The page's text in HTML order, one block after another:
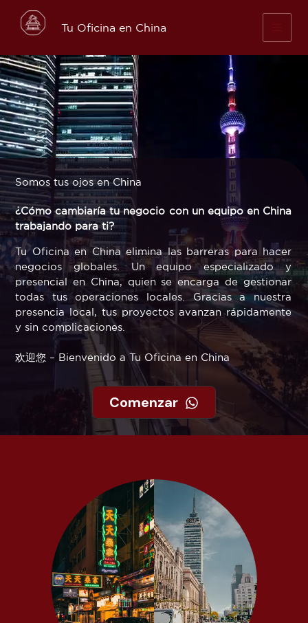
content
Tu Oficina en China
Somos tus ojos en China
¿Cómo cambiaría tu negocio con un equipo en China
trabajando para ti?
Tu Oficina en China elimina las barreras para hacer
negocios globales. Un equipo especializado y
presencial en China, quien se encarga de gestionar
todas tus operaciones locales. Gracias a nuestra
presencia local, tus proyectos avanzan rápidamente
y sin complicaciones.
欢迎您 – Bienvenido a Tu Oficina en China
Comenzar